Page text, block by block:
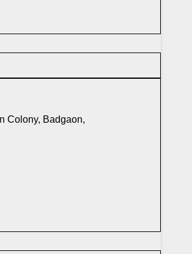
Colony, Badgaon,